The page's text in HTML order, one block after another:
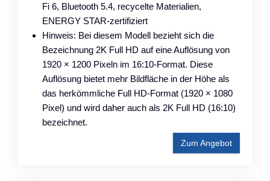
Fi 6, Bluetooth 5.4, recycelte Materialien,
ENERGY STAR-zertifiziert
Hinweis: Bei diesem Modell bezieht sich die
Bezeichnung 2K Full HD auf eine Auflösung von
1920 × 1200 Pixeln im 16:10-Format. Diese
Auflösung bietet mehr Bildfläche in der Höhe als
das herkömmliche Full HD-Format (1920 × 1080
Pixel) und wird daher auch als 2K Full HD (16:10)
bezeichnet.
Zum Angebot